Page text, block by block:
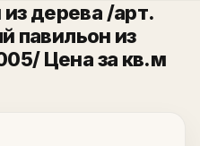
дерева /арт.
павильон из
Цена за кв.м